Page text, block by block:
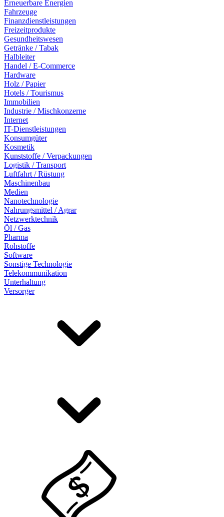
Erneuerbare Energien
Fahrzeuge
Finanzdienstleistungen
Freizeitprodukte
Gesundheitswesen
Getränke / Tabak
Halbleiter
Handel / E-Commerce
Hardware
Holz / Papier
Hotels / Tourismus
Immobilien
Industrie / Mischkonzerne
Internet
IT-Dienstleistungen
Konsumgüter
Kosmetik
Kunststoffe / Verpackungen
Logistik / Transport
Luftfahrt / Rüstung
Maschinenbau
Medien
Nanotechnologie
Nahrungsmittel / Agrar
Netzwerktechnik
Öl / Gas
Pharma
Rohstoffe
Software
Sonstige Technologie
Telekommunikation
Unterhaltung
Versorger